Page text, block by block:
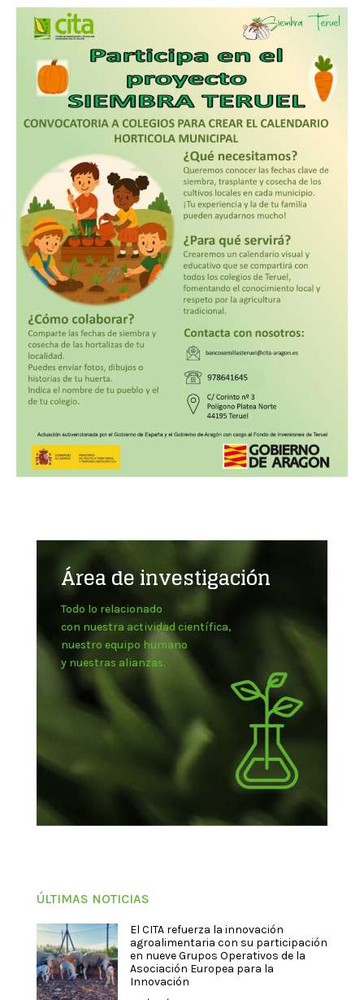
Área de investigación
Todo lo relacionado
con nuestra actividad científica,
nuestro equipo humano
y nuestras alianzas.
ÚLTIMAS NOTICIAS
El CITA refuerza la innovación
agroalimentaria con su participación
en nueve Grupos Operativos de la
Asociación Europea para la
Innovación